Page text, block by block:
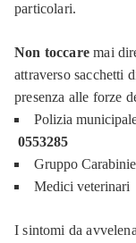
particolari.
Non toccaremai
attraverso sacchetti
presenza alle forze
Polizia
0553285
Gruppo
Medici veterinari
I sintomi da